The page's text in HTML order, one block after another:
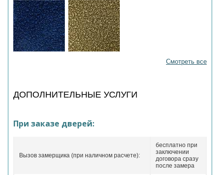
Смотреть все
ДОПОЛНИТЕЛЬНЫЕ УСЛУГИ
При заказе дверей:
Вызов замерщика (при наличном расчете):
бесплатно при
заключении
договора сразу
после замера